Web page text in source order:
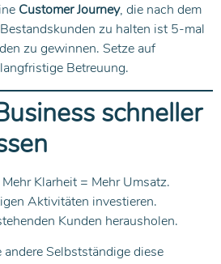
Customer Journey, die nach dem
zu halten ist 5-mal
zu gewinnen. Setze auf
Betreuung.
schneller
Klarheit = Mehr Umsatz.
Aktivitäten investieren.
Kunden herausholen.
Selbstständige diese